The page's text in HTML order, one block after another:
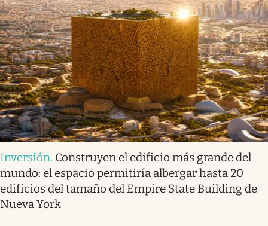
Inversión. Construyen el edificio más grande del
mundo: el espacio permitiría albergar hasta 20
edificios del tamaño del Empire State Building de
Nueva York